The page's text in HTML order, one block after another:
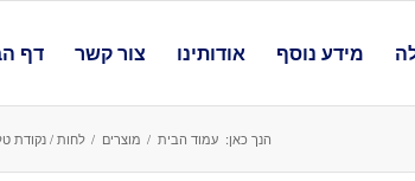
מידע נוסף אודותינו צור קשר דף
הנך כאן: עמוד הבית / מוצרים / לחות / נקודת